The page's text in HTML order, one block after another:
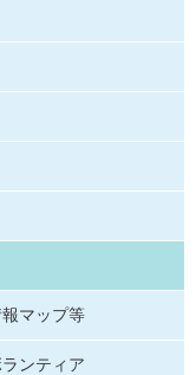
マップ等
ンティア